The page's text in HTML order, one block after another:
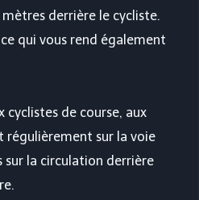
derrière le cycliste.
qui vous rend également
cyclistes de course, aux
régulièrement sur la voie
la circulation derrière